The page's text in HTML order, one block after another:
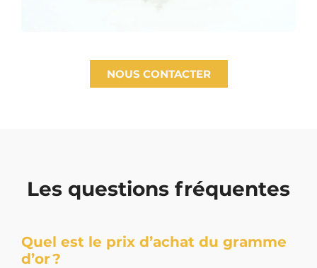
NOUS CONTACTER
Les questions fréquentes
Quel est le prix d’achat du gramme
d’or ?